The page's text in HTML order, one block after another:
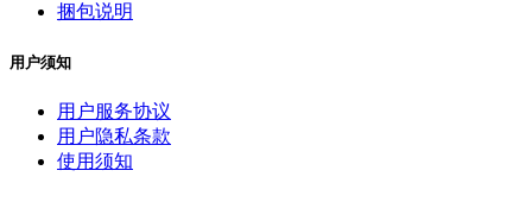
捆包说明
用户须知
用户服务协议
用户隐私条款
使用须知